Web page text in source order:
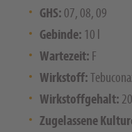
GHS: 07, 08, 09
Gebinde: 10 l
Wartezeit: F
Wirkstoff:
Wirkstoffgehalt:
Zugelassene